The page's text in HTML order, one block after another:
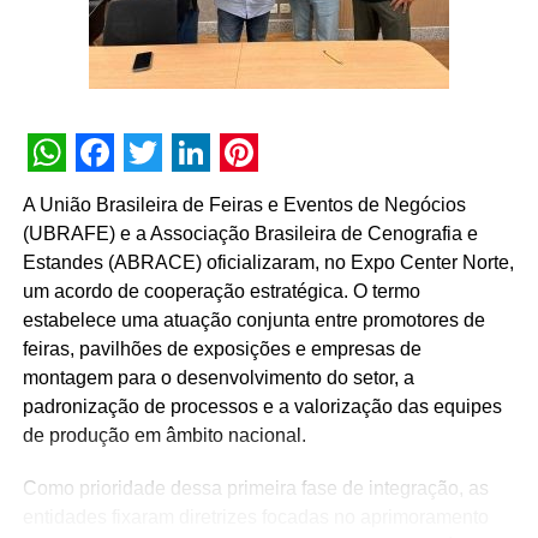
https://novowebinar.crosshost.com.br/live-talks-21-
desenvolve nacionalmente a teoria e a prática do setor de
Live Marketing de forma ampla. Com sede em São Paulo,
empresas associadas, com representação abrangente em
todo o território nacional.www.ampro.com.br
AMPRO LIVE TALKS ONLINE – Entrevista com
Secretário de Cultura e Economia Criativa do Estado
de SP – Sergio Sá Leitão
Data: 21 de maio de 2020
WhatsApp
Facebook
Twitter
LinkedIn
Pinterest
A União Brasileira de Feiras e Eventos de Negócios
(UBRAFE) e a Associação Brasileira de Cenografia e
Estandes (ABRACE) oficializaram, no Expo Center Norte,
um acordo de cooperação estratégica. O termo
estabelece uma atuação conjunta entre promotores de
feiras, pavilhões de exposições e empresas de
montagem para o desenvolvimento do setor, a
padronização de processos e a valorização das equipes
de produção em âmbito nacional.
Como prioridade dessa primeira fase de integração, as